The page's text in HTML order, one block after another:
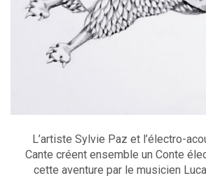
L’artiste Sylvie Paz et l’électro-
Cante créent ensemble un Conte
cette aventure par le musicien